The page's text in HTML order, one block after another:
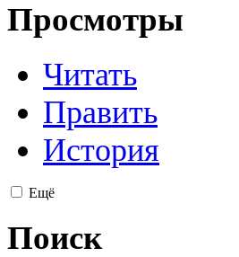
Просмотры
Читать
Править
История
Ещё
Поиск